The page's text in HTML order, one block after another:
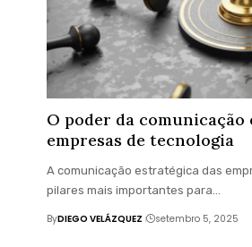
O poder da comunicação
empresas de tecnologia
A comunicação estratégica das
pilares mais importantes para…
ByDIEGO VELÁZQUEZ setembro 5, 2025